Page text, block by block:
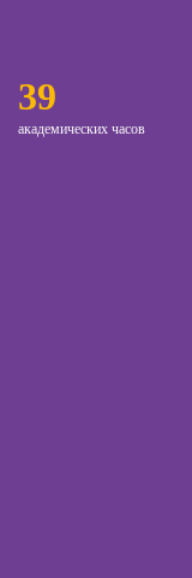
Курсы
контекстной
39
академических часов